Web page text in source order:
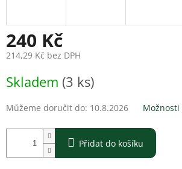
240 Kč
214,29 Kč bez DPH
cena:
Skladem (3 ks)
Můžeme doručit do: 10.8.2026
Přidat do košíku